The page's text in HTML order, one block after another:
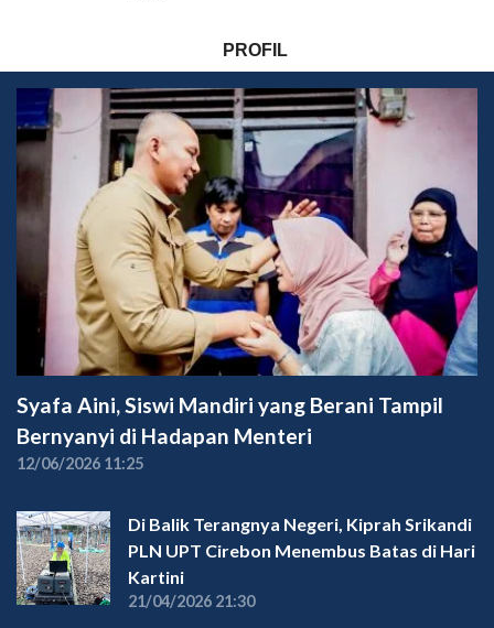
PROFIL
Syafa Aini, Siswi Mandiri yang Berani Tampil
Bernyanyi di Hadapan Menteri
12/06/2026 11:25
Di Balik Terangnya Negeri, Kiprah Srikandi
PLN UPT Cirebon Menembus Batas di Hari
Kartini
21/04/2026 21:30